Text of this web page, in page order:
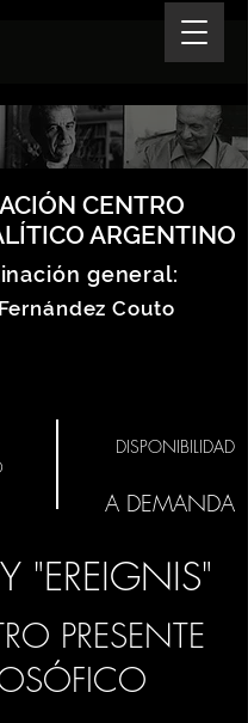
CENTRO
ARGENTINO
general:
Couto
DISPONIBILIDAD
A DEMANDA
"EREIGNIS"
PRESENTE